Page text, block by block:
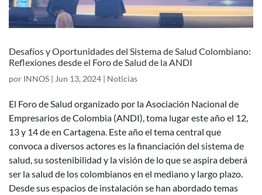
Desafíos y Oportunidades del Sistema de Salud Colombiano:
Reflexiones desde el Foro de Salud de la ANDI
por INNOS | Jun 13, 2024 | Noticias
El Foro de Salud organizado por la Asociación Nacional de
Empresarios de Colombia (ANDI), toma lugar este año el 12,
13 y 14 de en Cartagena. Este año el tema central que
convoca a diversos actores es la financiación del sistema de
salud, su sostenibilidad y la visión de lo que se aspira deberá
ser la salud de los colombianos en el mediano y largo plazo.
Desde sus espacios de instalación se han abordado temas